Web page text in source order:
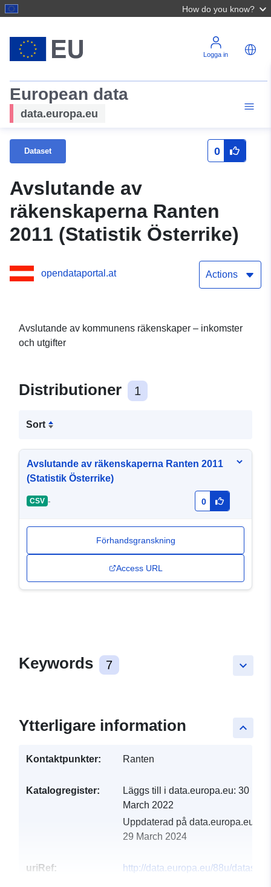
How do you know?
Logga in
European data
data.europa.eu
Dataset 0
Avslutande av
räkenskaperna Ranten
2011 (Statistik Österrike)
opendataportal.at Actions
Avslutande av kommunens räkenskaper – inkomster
och utgifter
Distributioner 1
Sort
Avslutande av räkenskaperna Ranten 2011
(Statistik Österrike)
CSV - 0
Förhandsgranskning
Access URL
keyboard_arrow_down
Keywords 7
keyboard_arrow_up
Ytterligare information
Kontaktpunkter: Ranten
Katalogregister: Läggs till i data.europa.eu: 30
March 2022
Uppdaterad på data.europa.eu:
29 March 2024
uriRef:
http://data.europa.eu/88u/